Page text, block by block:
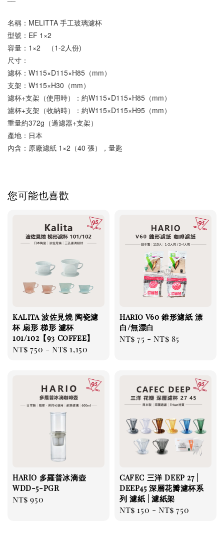
名稱：MELITTA 手工玻璃濾杯
型號：EF 1×2
容量：1×2　（1-2人份)
尺寸：
濾杯：W115×D115×H85（mm）
支架：W115×H30（mm）
濾杯+支架（使用時）：約W115×D115×H85（mm）
濾杯+支架（收納時）：約W115×D115×H95（mm）
重量約372g（過濾器+支架）
產地：日本
內含：原廠濾紙 1×2（40 張），量匙
您可能也喜歡
Kalita 波佐見燒 陶瓷濾
杯 扇形 梯形 濾杯
101/102【93 Coffee】
Regular
NT$ 750 -NT$ 1,150
Hario V60 錐形濾紙 漂
白/無漂白
Regular
NT$ 75 -NT$ 85
HARIO 多羅普冰滴壺
WDD-5-PGR
Regular
NT$ 950
CAFEC 三洋 DEEP 27 |
DEEP45 深層花瓣濾杯系
列 濾紙 | 濾紙架
Regular
NT$ 150 -NT$ 750